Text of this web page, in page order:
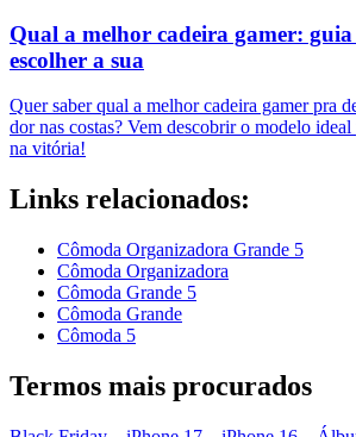
Qual a melhor cadeira gamer:
escolher a sua
Quer saber qual a melhor cadeira gamer pra
dor nas costas? Vem descobrir o modelo
na vitória!
Links relacionados:
Cômoda Organizadora Grande 5
Cômoda Organizadora
Cômoda Grande 5
Cômoda Grande
Cômoda 5
Termos mais procurados